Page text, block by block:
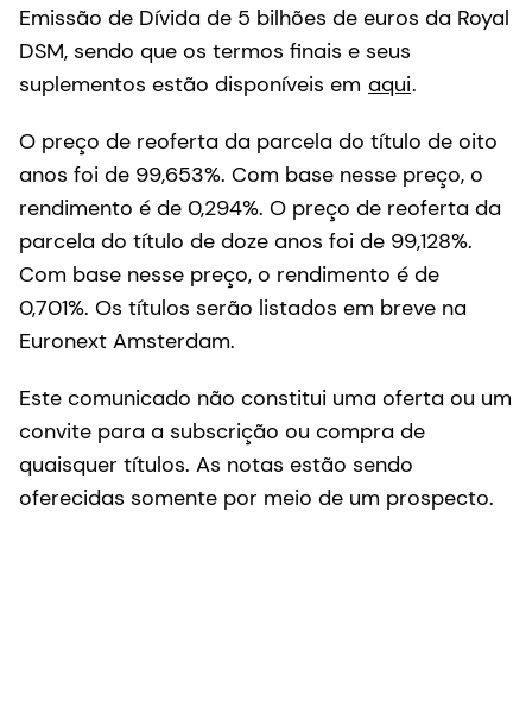
Emissão de Dívida de 5 bilhões de euros da Royal
DSM, sendo que os termos finais e seus
suplementos estão disponíveis em aqui.
O preço de reoferta da parcela do título de oito
anos foi de 99,653%. Com base nesse preço, o
rendimento é de 0,294%. O preço de reoferta da
parcela do título de doze anos foi de 99,128%.
Com base nesse preço, o rendimento é de
0,701%. Os títulos serão listados em breve na
Euronext Amsterdam.
Este comunicado não constitui uma oferta ou um
convite para a subscrição ou compra de
quaisquer títulos. As notas estão sendo
oferecidas somente por meio de um prospecto.